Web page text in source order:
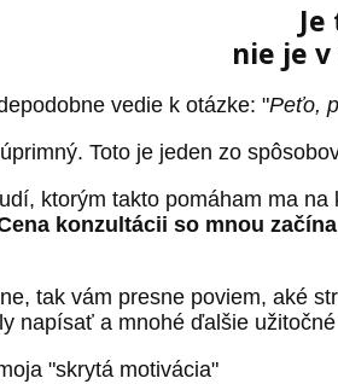
nie je
vedie k otázke: "Peťo,
Toto je jeden zo
ktorým takto pomáham ma na
konzultácii so mnou
tak vám presne poviem, aké
napísať a mnohé ďalšie
"skrytá motivácia"